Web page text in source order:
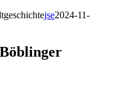
jse2024-11-